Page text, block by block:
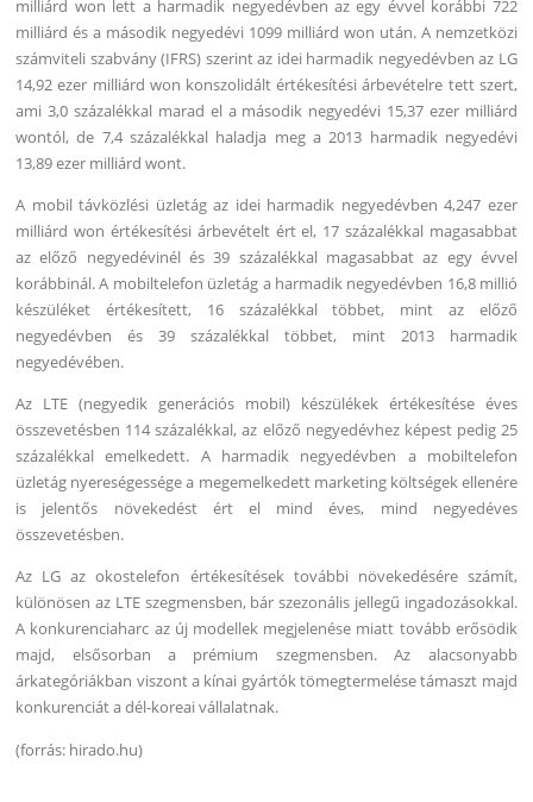
milliárd won lett a harmadik negyedévben az egy évvel korábbi 722
milliárd és a második negyedévi 1099 milliárd won után. A nemzetközi
számviteli szabvány (IFRS) szerint az idei harmadik negyedévben az LG
14,92 ezer milliárd won konszolidált értékesítési árbevételre tett szert,
ami 3,0 százalékkal marad el a második negyedévi 15,37 ezer milliárd
wontól, de 7,4 százalékkal haladja meg a 2013 harmadik negyedévi
13,89 ezer milliárd wont.
A mobil távközlési üzletág az idei harmadik negyedévben 4,247 ezer
milliárd won értékesítési árbevételt ért el, 17 százalékkal magasabbat
az előző negyedévinél és 39 százalékkal magasabbat az egy évvel
korábbinál. A mobiltelefon üzletág a harmadik negyedévben 16,8 millió
készüléket értékesített, 16 százalékkal többet, mint az előző
negyedévben és 39 százalékkal többet, mint 2013 harmadik
negyedévében.
Az LTE (negyedik generációs mobil) készülékek értékesítése éves
összevetésben 114 százalékkal, az előző negyedévhez képest pedig 25
százalékkal emelkedett. A harmadik negyedévben a mobiltelefon
üzletág nyereségessége a megemelkedett marketing költségek ellenére
is jelentős növekedést ért el mind éves, mind negyedéves
összevetésben.
Az LG az okostelefon értékesítések további növekedésére számít,
különösen az LTE szegmensben, bár szezonális jellegű ingadozásokkal.
A konkurenciaharc az új modellek megjelenése miatt tovább erősödik
majd, elsősorban a prémium szegmensben. Az alacsonyabb
árkategóriákban viszont a kínai gyártók tömegtermelése támaszt majd
konkurenciát a dél-koreai vállalatnak.
(forrás: hirado.hu)